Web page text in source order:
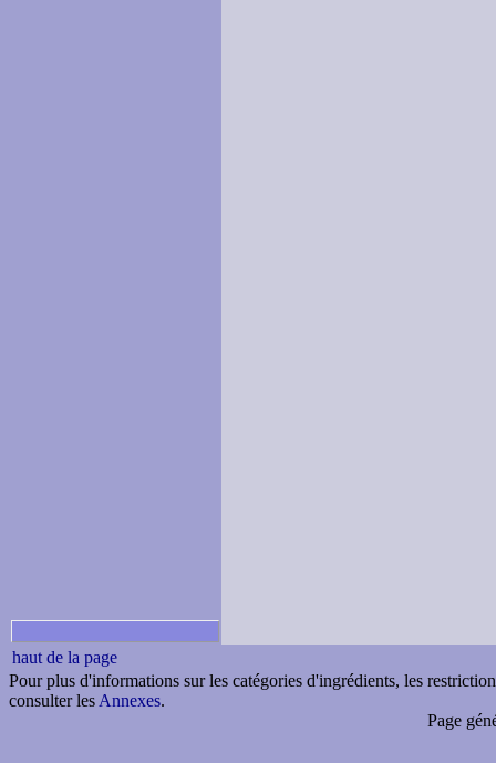
haut de la page
Pour plus d'informations sur les catégories d'ingrédients, les
consulter les Annexes.
Page